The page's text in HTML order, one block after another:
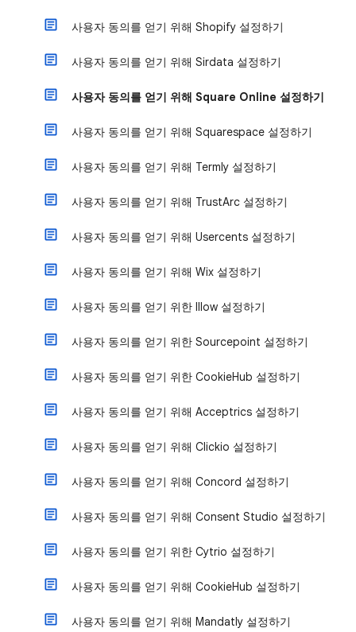
사용자 동의를 얻기 위해 Shopify 설정하기
사용자 동의를 얻기 위해 Sirdata 설정하기
사용자 동의를 얻기 위해 Square Online 설정하기
사용자 동의를 얻기 위해 Squarespace 설정하기
사용자 동의를 얻기 위해 Termly 설정하기
사용자 동의를 얻기 위해 TrustArc 설정하기
사용자 동의를 얻기 위해 Usercents 설정하기
사용자 동의를 얻기 위해 Wix 설정하기
사용자 동의를 얻기 위한 Illow 설정하기
사용자 동의를 얻기 위한 Sourcepoint 설정하기
사용자 동의를 얻기 위한 CookieHub 설정하기
사용자 동의를 얻기 위해 Acceptrics 설정하기
사용자 동의를 얻기 위해 Clickio 설정하기
사용자 동의를 얻기 위해 Concord 설정하기
사용자 동의를 얻기 위해 Consent Studio 설정하기
사용자 동의를 얻기 위한 Cytrio 설정하기
사용자 동의를 얻기 위해 CookieHub 설정하기
사용자 동의를 얻기 위해 Mandatly 설정하기